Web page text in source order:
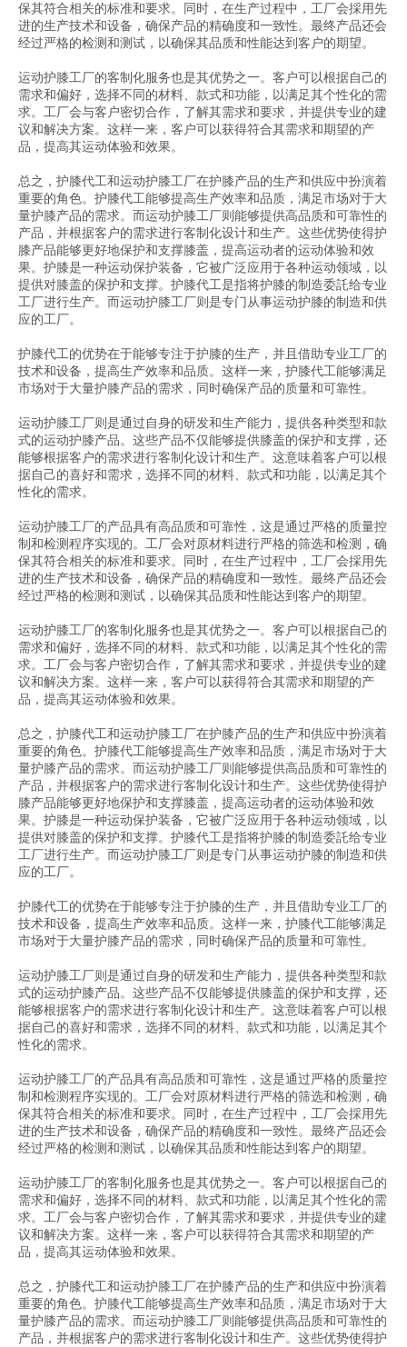
保其符合相关的标准和要求。同时，在生产过程中，工厂会採用先
进的生产技术和设备，确保产品的精确度和一致性。最终产品还会
经过严格的检测和测试，以确保其品质和性能达到客户的期望。
运动护膝工厂的客制化服务也是其优势之一。客户可以根据自己的
需求和偏好，选择不同的材料、款式和功能，以满足其个性化的需
求。工厂会与客户密切合作，了解其需求和要求，并提供专业的建
议和解决方案。这样一来，客户可以获得符合其需求和期望的产
品，提高其运动体验和效果。
总之，护膝代工和运动护膝工厂在护膝产品的生产和供应中扮演着
重要的角色。护膝代工能够提高生产效率和品质，满足市场对于大
量护膝产品的需求。而运动护膝工厂则能够提供高品质和可靠性的
产品，并根据客户的需求进行客制化设计和生产。这些优势使得护
膝产品能够更好地保护和支撑膝盖，提高运动者的运动体验和效
果。护膝是一种运动保护装备，它被广泛应用于各种运动领域，以
提供对膝盖的保护和支撑。护膝代工是指将护膝的制造委託给专业
工厂进行生产。而运动护膝工厂则是专门从事运动护膝的制造和供
应的工厂。
护膝代工的优势在于能够专注于护膝的生产，并且借助专业工厂的
技术和设备，提高生产效率和品质。这样一来，护膝代工能够满足
市场对于大量护膝产品的需求，同时确保产品的质量和可靠性。
运动护膝工厂则是通过自身的研发和生产能力，提供各种类型和款
式的运动护膝产品。这些产品不仅能够提供膝盖的保护和支撑，还
能够根据客户的需求进行客制化设计和生产。这意味着客户可以根
据自己的喜好和需求，选择不同的材料、款式和功能，以满足其个
性化的需求。
运动护膝工厂的产品具有高品质和可靠性，这是通过严格的质量控
制和检测程序实现的。工厂会对原材料进行严格的筛选和检测，确
保其符合相关的标准和要求。同时，在生产过程中，工厂会採用先
进的生产技术和设备，确保产品的精确度和一致性。最终产品还会
经过严格的检测和测试，以确保其品质和性能达到客户的期望。
运动护膝工厂的客制化服务也是其优势之一。客户可以根据自己的
需求和偏好，选择不同的材料、款式和功能，以满足其个性化的需
求。工厂会与客户密切合作，了解其需求和要求，并提供专业的建
议和解决方案。这样一来，客户可以获得符合其需求和期望的产
品，提高其运动体验和效果。
总之，护膝代工和运动护膝工厂在护膝产品的生产和供应中扮演着
重要的角色。护膝代工能够提高生产效率和品质，满足市场对于大
量护膝产品的需求。而运动护膝工厂则能够提供高品质和可靠性的
产品，并根据客户的需求进行客制化设计和生产。这些优势使得护
膝产品能够更好地保护和支撑膝盖，提高运动者的运动体验和效
果。护膝是一种运动保护装备，它被广泛应用于各种运动领域，以
提供对膝盖的保护和支撑。护膝代工是指将护膝的制造委託给专业
工厂进行生产。而运动护膝工厂则是专门从事运动护膝的制造和供
应的工厂。
护膝代工的优势在于能够专注于护膝的生产，并且借助专业工厂的
技术和设备，提高生产效率和品质。这样一来，护膝代工能够满足
市场对于大量护膝产品的需求，同时确保产品的质量和可靠性。
运动护膝工厂则是通过自身的研发和生产能力，提供各种类型和款
式的运动护膝产品。这些产品不仅能够提供膝盖的保护和支撑，还
能够根据客户的需求进行客制化设计和生产。这意味着客户可以根
据自己的喜好和需求，选择不同的材料、款式和功能，以满足其个
性化的需求。
运动护膝工厂的产品具有高品质和可靠性，这是通过严格的质量控
制和检测程序实现的。工厂会对原材料进行严格的筛选和检测，确
保其符合相关的标准和要求。同时，在生产过程中，工厂会採用先
进的生产技术和设备，确保产品的精确度和一致性。最终产品还会
经过严格的检测和测试，以确保其品质和性能达到客户的期望。
运动护膝工厂的客制化服务也是其优势之一。客户可以根据自己的
需求和偏好，选择不同的材料、款式和功能，以满足其个性化的需
求。工厂会与客户密切合作，了解其需求和要求，并提供专业的建
议和解决方案。这样一来，客户可以获得符合其需求和期望的产
品，提高其运动体验和效果。
总之，护膝代工和运动护膝工厂在护膝产品的生产和供应中扮演着
重要的角色。护膝代工能够提高生产效率和品质，满足市场对于大
量护膝产品的需求。而运动护膝工厂则能够提供高品质和可靠性的
产品，并根据客户的需求进行客制化设计和生产。这些优势使得护